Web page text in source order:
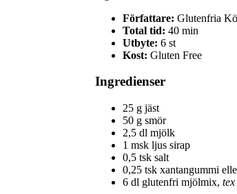
Författare: Glutenfria
Total tid: 40 min
Utbyte: 6 st
Kost: Gluten Free
Ingredienser
25 g jäst
50 g smör
2,5 dl mjölk
1 msk ljus sirap
0,5 tsk salt
0,25 tsk xantangummi
6 dl glutenfri mjölmix,